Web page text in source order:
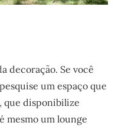
decoração. Se você
um espaço que
que disponibilize
mesmo um lounge